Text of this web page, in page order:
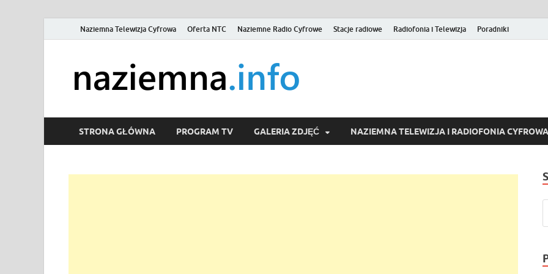
Naziemna Telewizja Cyfrowa Oferta NTC Naziemne Radio Cyfrowe Stacje radiowe Radiofonia i Telewizja Poradniki
Wideo online, VOD
STRONA GŁÓWNA PROGRAM TV GALERIA ZDJĘĆ NAZIEMNA TELEWIZJA I RADIOFONIA CYFROWA